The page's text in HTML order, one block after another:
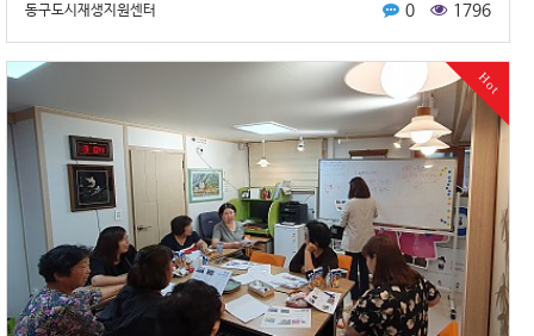
동구도시재생지원센터 0 1796
Hot